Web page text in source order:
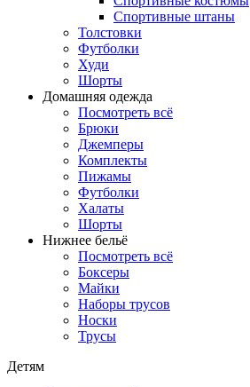
Спортивные штаны
Толстовки
Футболки
Худи
Шорты
Домашняя одежда
Посмотреть всё
Брюки
Джемперы
Комплекты
Пижамы
Футболки
Халаты
Шорты
Нижнее бельё
Посмотреть всё
Боксеры
Майки
Наборы трусов
Носки
Трусы
Детям